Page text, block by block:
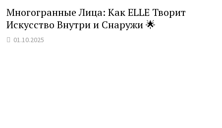
Многогранные Лица: Как ELLE Творит
Искусство Внутри и Снаружи 🌟
01.10.2025